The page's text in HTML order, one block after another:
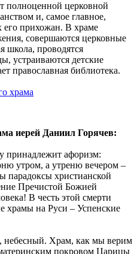
полноценной церковной
и, самое главное,
прихожан. В храме
совершаются церковные
школа, проводятся
устраиваются детские
православная библиотека.
храма
иерей Даниил Горячев:
принадлежит афоризм:
утром, а утреню вечером –
христианской
Пречистой Божией
В честь этой смерти
храмы на Руси – Успенские
небесный. Храм, как мы верим
покровом Царицы